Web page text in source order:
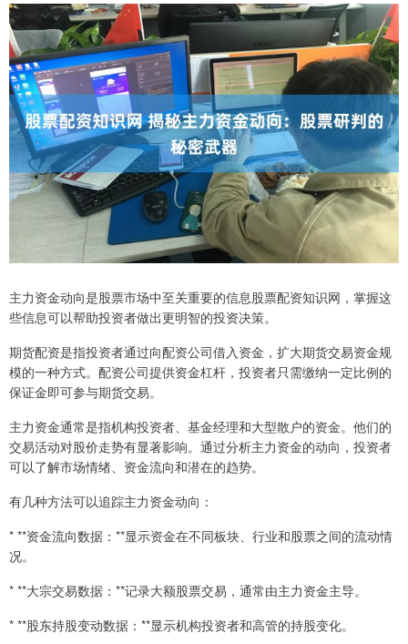
主力资金动向是股票市场中至关重要的信息股票配资知识网，掌握这
些信息可以帮助投资者做出更明智的投资决策。
期货配资是指投资者通过向配资公司借入资金，扩大期货交易资金规
模的一种方式。配资公司提供资金杠杆，投资者只需缴纳一定比例的
保证金即可参与期货交易。
主力资金通常是指机构投资者、基金经理和大型散户的资金。他们的
交易活动对股价走势有显著影响。通过分析主力资金的动向，投资者
可以了解市场情绪、资金流向和潜在的趋势。
有几种方法可以追踪主力资金动向：
* **资金流向数据：**显示资金在不同板块、行业和股票之间的流动情
况。
* **大宗交易数据：**记录大额股票交易，通常由主力资金主导。
* **股东持股变动数据：**显示机构投资者和高管的持股变化。